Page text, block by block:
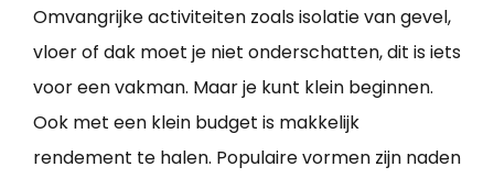
Omvangrijke activiteiten zoals isolatie van gevel,
vloer of dak moet je niet onderschatten, dit is iets
voor een vakman. Maar je kunt klein beginnen.
Ook met een klein budget is makkelijk
rendement te halen. Populaire vormen zijn naden